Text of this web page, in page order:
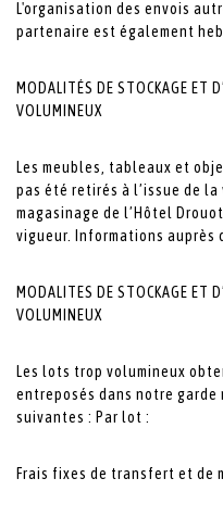
L'organisation des envois
partenaire est également
MODALITÉS DE STOCKAGE ET
VOLUMINEUX
Les meubles, tableaux et
pas été retirés à l’issue de
magasinage de l’Hôtel
vigueur. Informations auprès
MODALITES DE STOCKAGE ET
VOLUMINEUX
Les lots trop volumineux
entreposés dans notre garde
suivantes : Par lot :
Frais fixes de transfert et de